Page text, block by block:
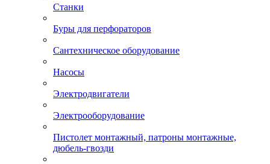
Станки
Буры для перфораторов
Сантехническое оборудование
Насосы
Электродвигатели
Электрооборудование
Пистолет монтажный, патроны монтажные,
дюбель-гвозди